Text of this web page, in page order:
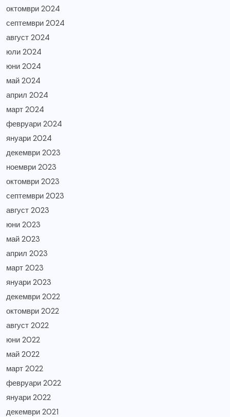
октомври 2024
септември 2024
август 2024
юли 2024
юни 2024
май 2024
април 2024
март 2024
февруари 2024
януари 2024
декември 2023
ноември 2023
октомври 2023
септември 2023
август 2023
юни 2023
май 2023
април 2023
март 2023
януари 2023
декември 2022
октомври 2022
август 2022
юни 2022
май 2022
март 2022
февруари 2022
януари 2022
декември 2021